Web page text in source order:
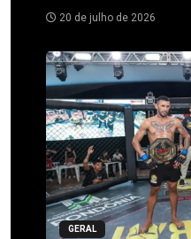
20 de julho de 2026
GERAL